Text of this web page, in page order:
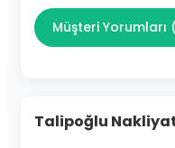
Müşteri Yorumları
Talipoğlu